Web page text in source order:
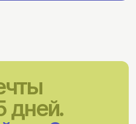
дней.